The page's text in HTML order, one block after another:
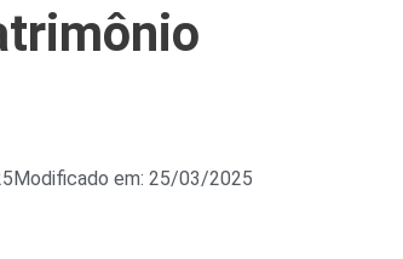
Modificado em: 25/03/2025